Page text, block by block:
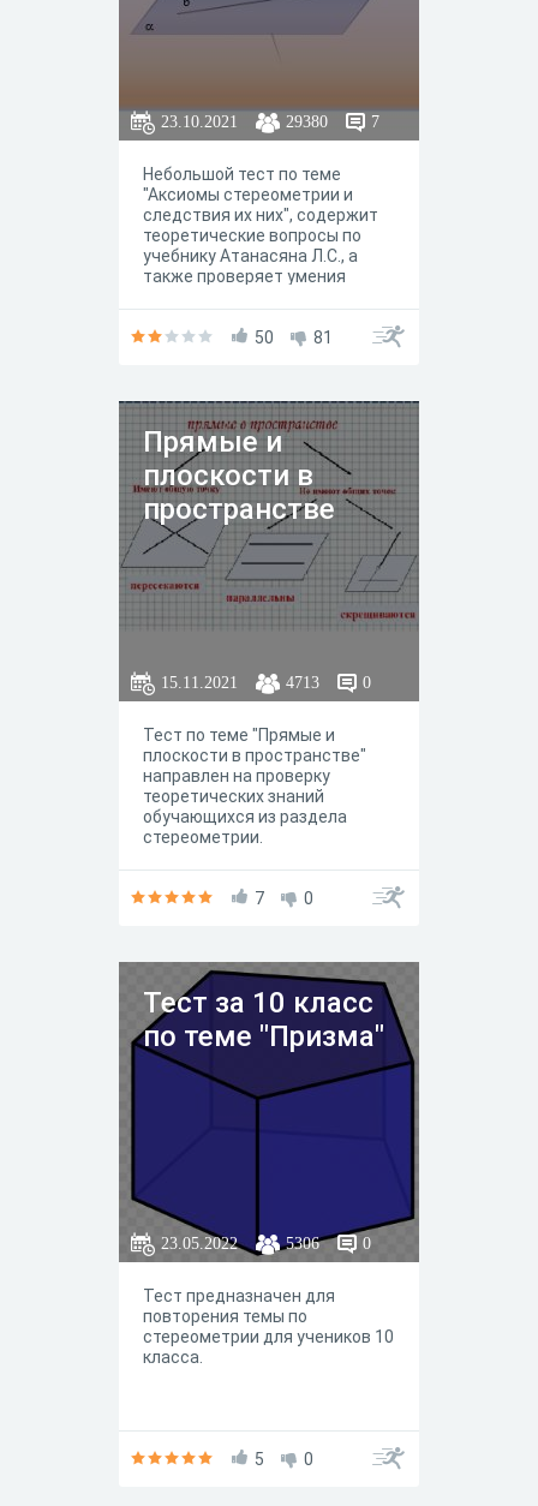
23.10.2021 29380 7
Небольшой тест по теме
"Аксиомы стереометрии и
следствия их них", содержит
теоретические вопросы по
учебнику Атанасяна Л.С., а
также проверяет умения
по чертежам. 50 81
Прямые и
плоскости в
пространстве
15.11.2021 4713 0
Тест по теме "Прямые и
плоскости в пространстве"
направлен на проверку
теоретических знаний
обучающихся из раздела
стереометрии.
7 0
Тест за 10 класс
по теме "Призма"
23.05.2022 5306 0
Тест предназначен для
повторения темы по
стереометрии для учеников 10
класса.
5 0